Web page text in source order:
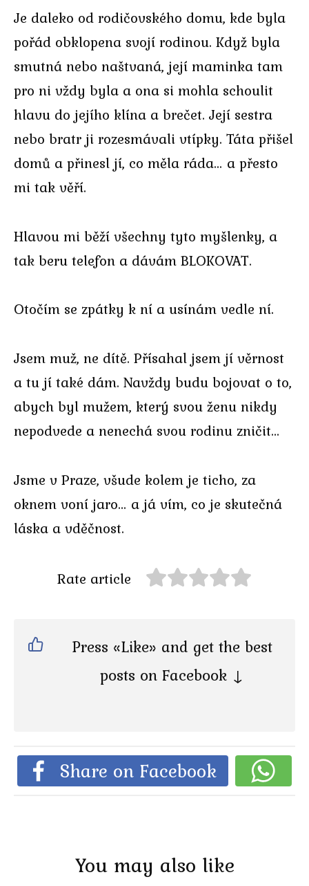
Je daleko od rodičovského domu, kde byla
pořád obklopena svojí rodinou. Když byla
smutná nebo naštvaná, její maminka tam
pro ni vždy byla a ona si mohla schoulit
hlavu do jejího klína a brečet. Její sestra
nebo bratr ji rozesmávali vtípky. Táta přišel
domů a přinesl jí, co měla ráda… a přesto
mi tak věří.
Hlavou mi běží všechny tyto myšlenky, a
tak beru telefon a dávám BLOKOVAT.
Otočím se zpátky k ní a usínám vedle ní.
Jsem muž, ne dítě. Přísahal jsem jí věrnost
a tu jí také dám. Navždy budu bojovat o to,
abych byl mužem, který svou ženu nikdy
nepodvede a nenechá svou rodinu zničit…
Jsme v Praze, všude kolem je ticho, za
oknem voní jaro… a já vím, co je skutečná
láska a vděčnost.
Rate article
Press «Like» and get the best
posts on Facebook ↓
Share on Facebook
You may also like